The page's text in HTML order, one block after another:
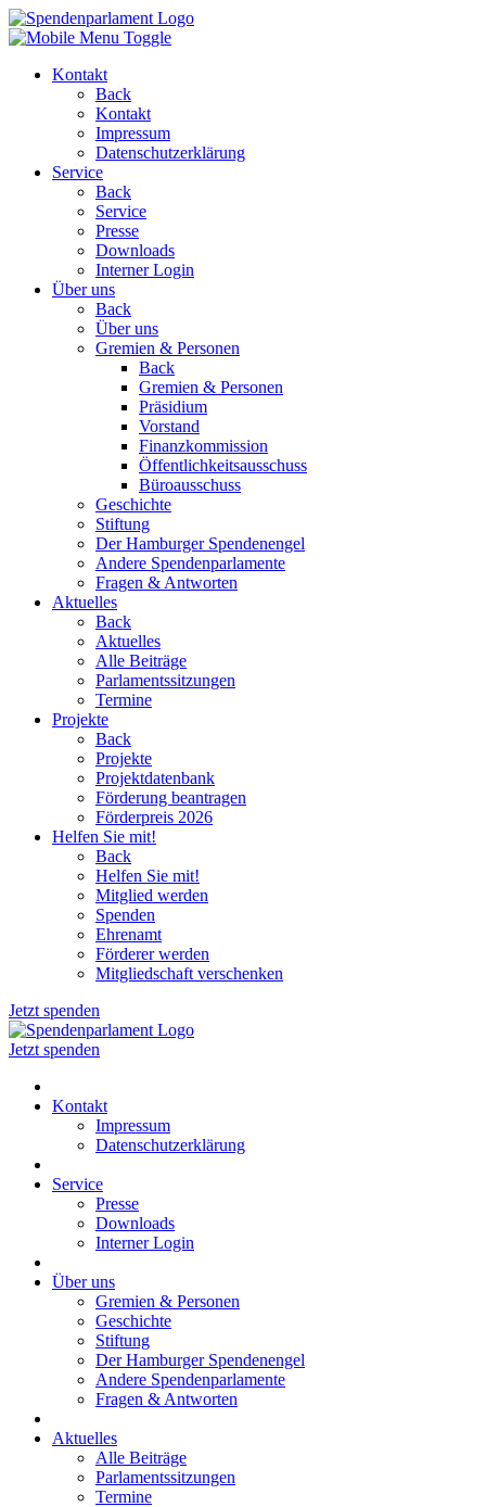
Kontakt
Back
Kontakt
Impressum
Datenschutzerklärung
Service
Back
Service
Presse
Downloads
Interner Login
Über uns
Back
Über uns
Gremien & Personen
Back
Gremien & Personen
Präsidium
Vorstand
Finanzkommission
Öffentlichkeitsausschuss
Büroausschuss
Geschichte
Stiftung
Der Hamburger Spendenengel
Andere Spendenparlamente
Fragen & Antworten
Aktuelles
Back
Aktuelles
Alle Beiträge
Parlamentssitzungen
Termine
Projekte
Back
Projekte
Projektdatenbank
Förderung beantragen
Förderpreis 2026
Helfen Sie mit!
Back
Helfen Sie mit!
Mitglied werden
Spenden
Ehrenamt
Förderer werden
Mitgliedschaft verschenken
Jetzt spenden
Jetzt spenden
Kontakt
Impressum
Datenschutzerklärung
Service
Presse
Downloads
Interner Login
Über uns
Gremien & Personen
Geschichte
Stiftung
Der Hamburger Spendenengel
Andere Spendenparlamente
Fragen & Antworten
Aktuelles
Alle Beiträge
Parlamentssitzungen
Termine